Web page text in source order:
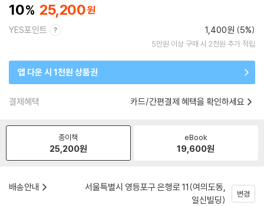
10 25,200
YES포인트 1,400원 (5%)
5만원 이상 구매 시 2천원 추가 적립
앱 다운 시 1천원 상품권
결제혜택 카드/간편결제 혜택을 확인하세요
종이책
25,200원
eBook
19,600원
배송안내
서울특별시 영등포구 은행로 11(여의도동,
일신빌딩)
변경